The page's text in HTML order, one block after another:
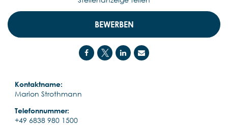
BEWERBEN
Kontaktname:
Marion Strothmann
Telefonnummer:
+49 6838 980 1500